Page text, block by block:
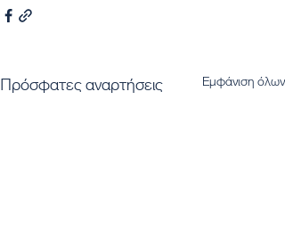
Πρόσφατες αναρτήσεις Εμφάνιση όλων